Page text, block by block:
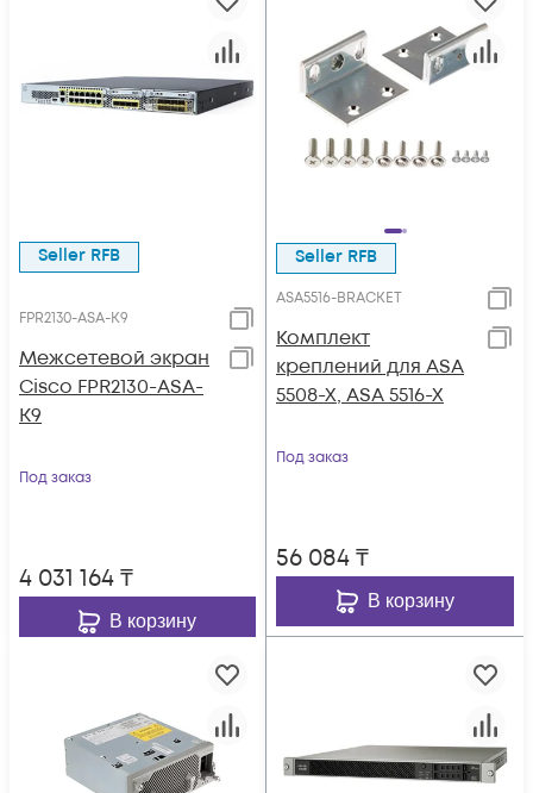
Seller RFB
FPR2130-ASA-K9
Межсетевой экран
Cisco FPR2130-ASA-
K9
Под заказ
4 031 164₸
В корзину
Seller RFB
ASA5516-BRACKET
Комплект
креплений для ASA
5508-X, ASA 5516-X
Под заказ
56 084₸
В корзину